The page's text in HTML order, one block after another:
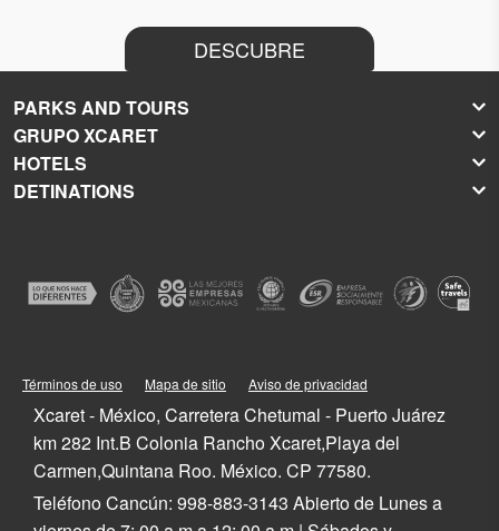
DESCUBRE
PARKS AND TOURS
Xcaret
Xel-Há
Xplor
Xenotes
GRUPO XCARET
About Grupo Xcaret
Press Room
Education
HOTELS
Hoteles Xcaret
La Casa de la Playa
All-Fun Inclusive
Playa del Carmen Hotels
Riviera Maya Hotels
DETINATIONS
Playa del Carmen
Tulum
Quintana Roo
Mexico
Términos de uso Mapa de sitio Aviso de privacidad
Xcaret - México, Carretera Chetumal - Puerto Juárez
km 282 Int.B Colonia Rancho Xcaret,Playa del
Carmen,Quintana Roo. México. CP 77580.
Teléfono Cancún: 998-883-3143 Abierto de Lunes a